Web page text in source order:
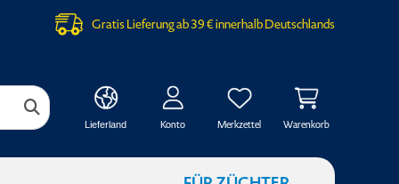
Gratis Lieferung ab 39 € innerhalb Deutschlands
Lieferland Konto Merkzettel Warenkorb